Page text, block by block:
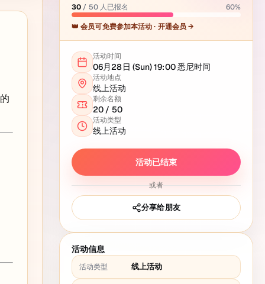
30 / 50人已报名 60%
👑 会员可免费参加本活动 · 开通会员 →
活动时间
06月28日 (Sun) 19:00悉尼时间
活动地点
线上活动
剩余名额
20 / 50
活动类型
线上活动
活动已结束
或者
分享给朋友
活动信息
活动类型 线上活动